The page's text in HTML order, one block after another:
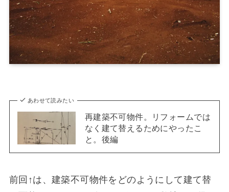
あわせて読みたい
再建築不可物件。リフォームでは
なく建て替えるためにやったこ
と。後編
前回↑は、建築不可物件をどのようにして建て替